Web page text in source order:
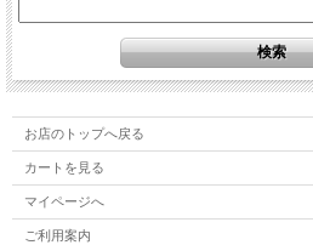
お店のトップへ戻る
カートを見る
マイページへ
ご利用案内